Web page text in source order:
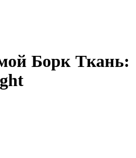
Борк Ткань: